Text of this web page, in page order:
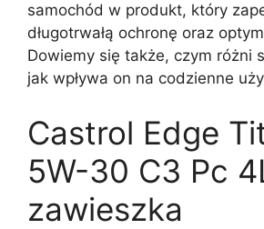
samochód w produkt, który
długotrwałą ochronę oraz
Dowiemy się także, czym różni
jak wpływa on na codzienne
Castrol Edge
5W-30 C3 Pc
zawieszka